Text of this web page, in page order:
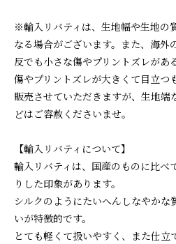
※輸入リバティは、生地幅や生地の
なる場合がございます。また、海外
反でも小さな傷やプリントズレがあ
傷やプリントズレが大きくて目立つ
販売させていただきますが、生地端
どはご容赦くださいませ。
【輸入リバティについて】
輸入リバティは、国産のものに比べ
りした印象があります。
シルクのようにたいへんしなやか
いが特徴的です。
とても軽くて扱いやすく、また仕立